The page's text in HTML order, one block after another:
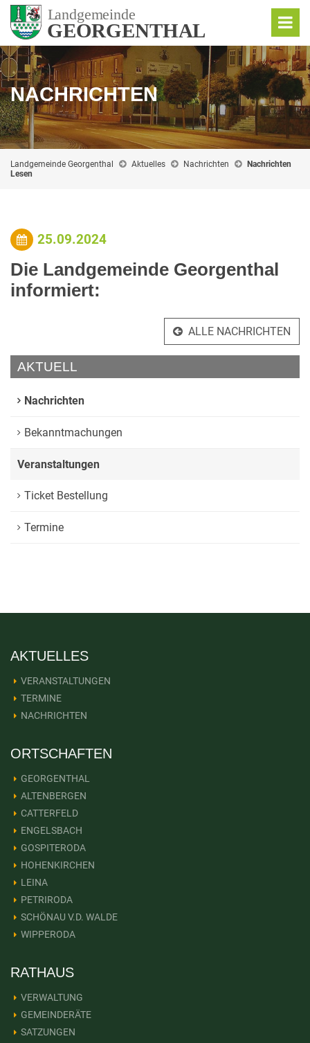
NACHRICHTEN
Landgemeinde Georgenthal Aktuelles Nachrichten
Nachrichten
Lesen
25.09.2024
Die Landgemeinde Georgenthal
informiert:
ALLE NACHRICHTEN
AKTUELL
Nachrichten
Bekanntmachungen
Veranstaltungen
Ticket Bestellung
Termine
AKTUELLES
VERANSTALTUNGEN
TERMINE
NACHRICHTEN
ORTSCHAFTEN
GEORGENTHAL
ALTENBERGEN
CATTERFELD
ENGELSBACH
GOSPITERODA
HOHENKIRCHEN
LEINA
PETRIRODA
SCHÖNAU V.D. WALDE
WIPPERODA
RATHAUS
VERWALTUNG
GEMEINDERÄTE
SATZUNGEN